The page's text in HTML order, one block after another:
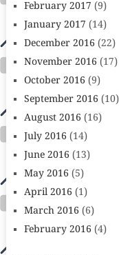
February 2017 (9)
January 2017 (14)
December 2016 (22)
November 2016 (17)
October 2016 (9)
September 2016 (10)
August 2016 (16)
July 2016 (14)
June 2016 (13)
May 2016 (5)
April 2016 (1)
March 2016 (6)
February 2016 (4)